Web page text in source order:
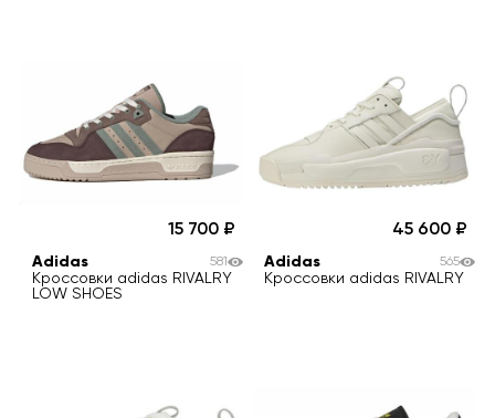
15 700
Adidas
Кроссовки adidas RIVALRY
LOW SHOES
581
45 600
Adidas
Кроссовки adidas RIVALRY
565